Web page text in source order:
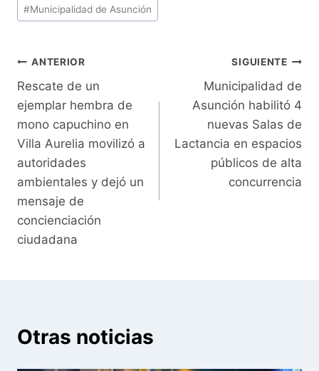
la#Municipalidad de Asunción
Navegación
de
entradas
ANTERIOR
Rescate de un
ejemplar hembra de
mono capuchino en
Villa Aurelia movilizó a
autoridades
ambientales y dejó un
mensaje de
concienciación
ciudadana
SIGUIENTE
Municipalidad de
Asunción habilitó 4
nuevas Salas de
Lactancia en espacios
públicos de alta
concurrencia
Otras noticias